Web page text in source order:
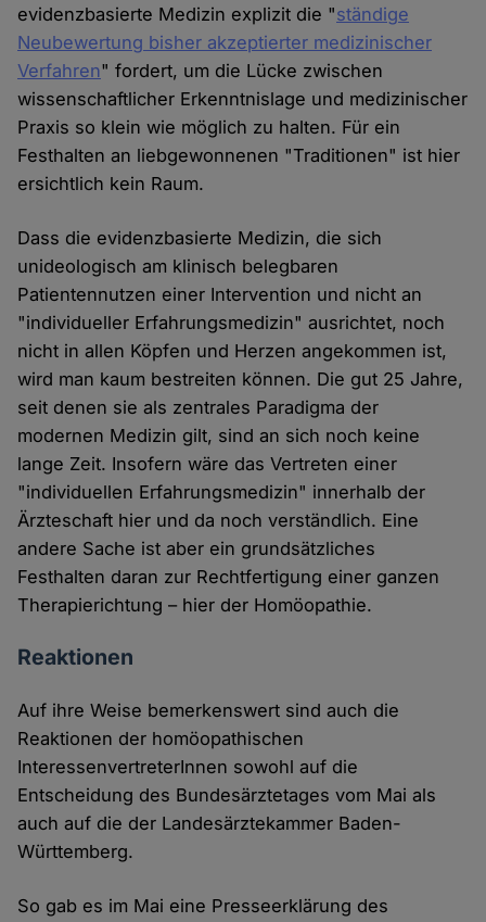
evidenzbasierte Medizin explizit die "ständige
Neubewertung bisher akzeptierter medizinischer
Verfahren" fordert, um die Lücke zwischen
wissenschaftlicher Erkenntnislage und medizinischer
Praxis so klein wie möglich zu halten. Für ein
Festhalten an liebgewonnenen "Traditionen" ist hier
ersichtlich kein Raum.
Dass die evidenzbasierte Medizin, die sich
unideologisch am klinisch belegbaren
Patientennutzen einer Intervention und nicht an
"individueller Erfahrungsmedizin" ausrichtet, noch
nicht in allen Köpfen und Herzen angekommen ist,
wird man kaum bestreiten können. Die gut 25 Jahre,
seit denen sie als zentrales Paradigma der
modernen Medizin gilt, sind an sich noch keine
lange Zeit. Insofern wäre das Vertreten einer
"individuellen Erfahrungsmedizin" innerhalb der
Ärzteschaft hier und da noch verständlich. Eine
andere Sache ist aber ein grundsätzliches
Festhalten daran zur Rechtfertigung einer ganzen
Therapierichtung – hier der Homöopathie.
Reaktionen
Auf ihre Weise bemerkenswert sind auch die
Reaktionen der homöopathischen
InteressenvertreterInnen sowohl auf die
Entscheidung des Bundesärztetages vom Mai als
auch auf die der Landesärztekammer Baden-
Württemberg.
So gab es im Mai eine Presseerklärung des